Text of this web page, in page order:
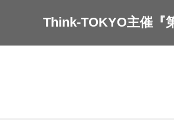
Think-TOKYO主催『